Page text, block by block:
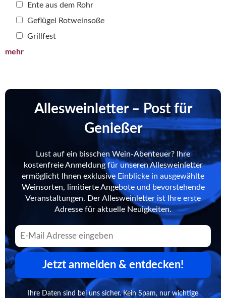
Ente aus dem Rohr
Geflügel Rotweinsoße
Grillfest
mehr
Allesweinletter – Post für
Genießer
Lust auf ein bisschen Wein-Abenteuer? Ihre
kostenfreie Anmeldung für unseren Allesweinletter
ermöglicht Ihnen exklusive Einblicke in ausgewählte
Weinsorten, limitierte Angebote und bevorstehende
Veranstaltungen. Der Allesweinletter ist Ihre erste
Adresse für aktuelle Neuigkeiten.
Jetzt anmelden & entdecken!
Ihre Daten sind bei uns sicher. Kein Spam, nur wichtige